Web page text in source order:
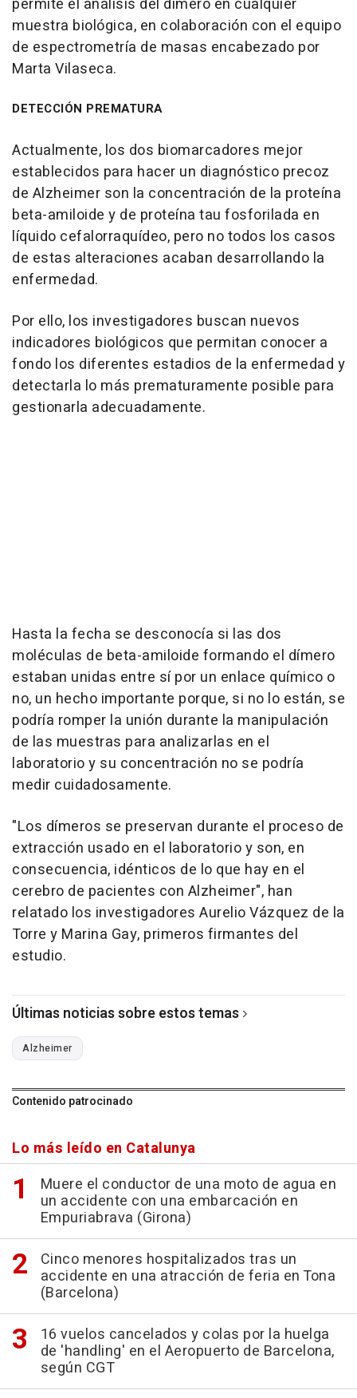
permite el análisis del dímero en cualquier
muestra biológica, en colaboración con el equipo
de espectrometría de masas encabezado por
Marta Vilaseca.
DETECCIÓN PREMATURA
Actualmente, los dos biomarcadores mejor
establecidos para hacer un diagnóstico precoz
de Alzheimer son la concentración de la proteína
beta-amiloide y de proteína tau fosforilada en
líquido cefalorraquídeo, pero no todos los casos
de estas alteraciones acaban desarrollando la
enfermedad.
Por ello, los investigadores buscan nuevos
indicadores biológicos que permitan conocer a
fondo los diferentes estadios de la enfermedad y
detectarla lo más prematuramente posible para
gestionarla adecuadamente.
Hasta la fecha se desconocía si las dos
moléculas de beta-amiloide formando el dímero
estaban unidas entre sí por un enlace químico o
no, un hecho importante porque, si no lo están, se
podría romper la unión durante la manipulación
de las muestras para analizarlas en el
laboratorio y su concentración no se podría
medir cuidadosamente.
"Los dímeros se preservan durante el proceso de
extracción usado en el laboratorio y son, en
consecuencia, idénticos de lo que hay en el
cerebro de pacientes con Alzheimer", han
relatado los investigadores Aurelio Vázquez de la
Torre y Marina Gay, primeros firmantes del
estudio.
Últimas noticias sobre estos temas
Alzheimer
Contenido patrocinado
Lo más leído en Catalunya
Muere el conductor de una moto de agua en
un accidente con una embarcación en
Empuriabrava (Girona)
Cinco menores hospitalizados tras un
accidente en una atracción de feria en Tona
(Barcelona)
16 vuelos cancelados y colas por la huelga
de 'handling' en el Aeropuerto de Barcelona,
según CGT